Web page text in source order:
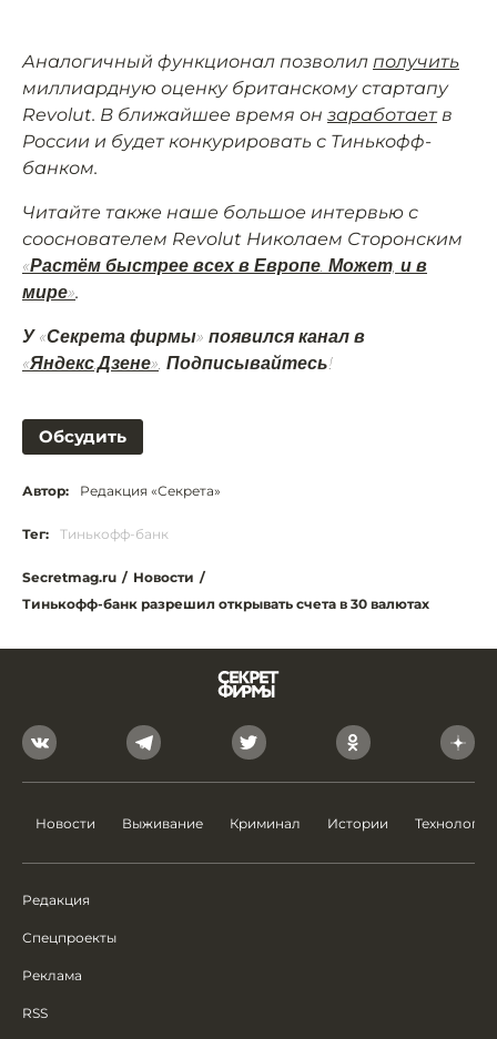
Аналогичный функционал позволил получить
миллиардную оценку британскому стартапу
Revolut. В ближайшее время он заработаетв
России и будет конкурировать с Тинькофф-
банком.
Читайте также наше большое интервью с
сооснователем Revolut Николаем Сторонским
«Растём быстрее всех в Европе. Может, и в
мире».
У «Секрета фирмы» появился канал в
«Яндекс.Дзене» . Подписывайтесь!
Обсудить
Автор: Редакция «Секрета»
Тег: Тинькофф-банк
Secretmag.ru / Новости /
Тинькофф-банк разрешил открывать счета в 30 валютах
Новости Выживание Криминал Истории Технологии
Редакция
Спецпроекты
Реклама
RSS